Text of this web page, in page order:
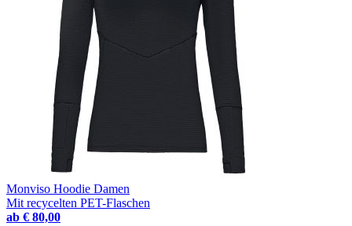
Monviso Hoodie Damen
Mit recycelten PET-Flaschen
ab € 80,00